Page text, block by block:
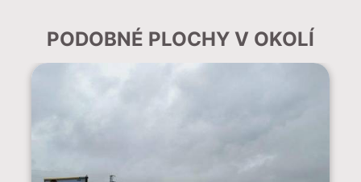
PODOBNÉ PLOCHY V OKOLÍ